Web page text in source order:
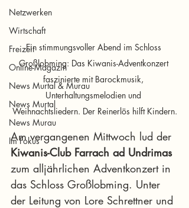
Netzwerken
Wirtschaft
Freizeit
Online-Magazin
News Murtal & Murau
News Murtal
News Murau
Im Fokus
Ein stimmungsvoller Abend im Schloss
Großlobming: Das Kiwanis-Adventkonzert
faszinierte mit Barockmusik,
Unterhaltungsmelodien und
Weihnachtsliedern. Der Reinerlös hilft Kindern.
Am vergangenen Mittwoch lud der
Kiwanis-Club Farrach ad Undrimas
zum alljährlichen Adventkonzert in
das Schloss Großlobming. Unter
der Leitung von Lore Schrettner und